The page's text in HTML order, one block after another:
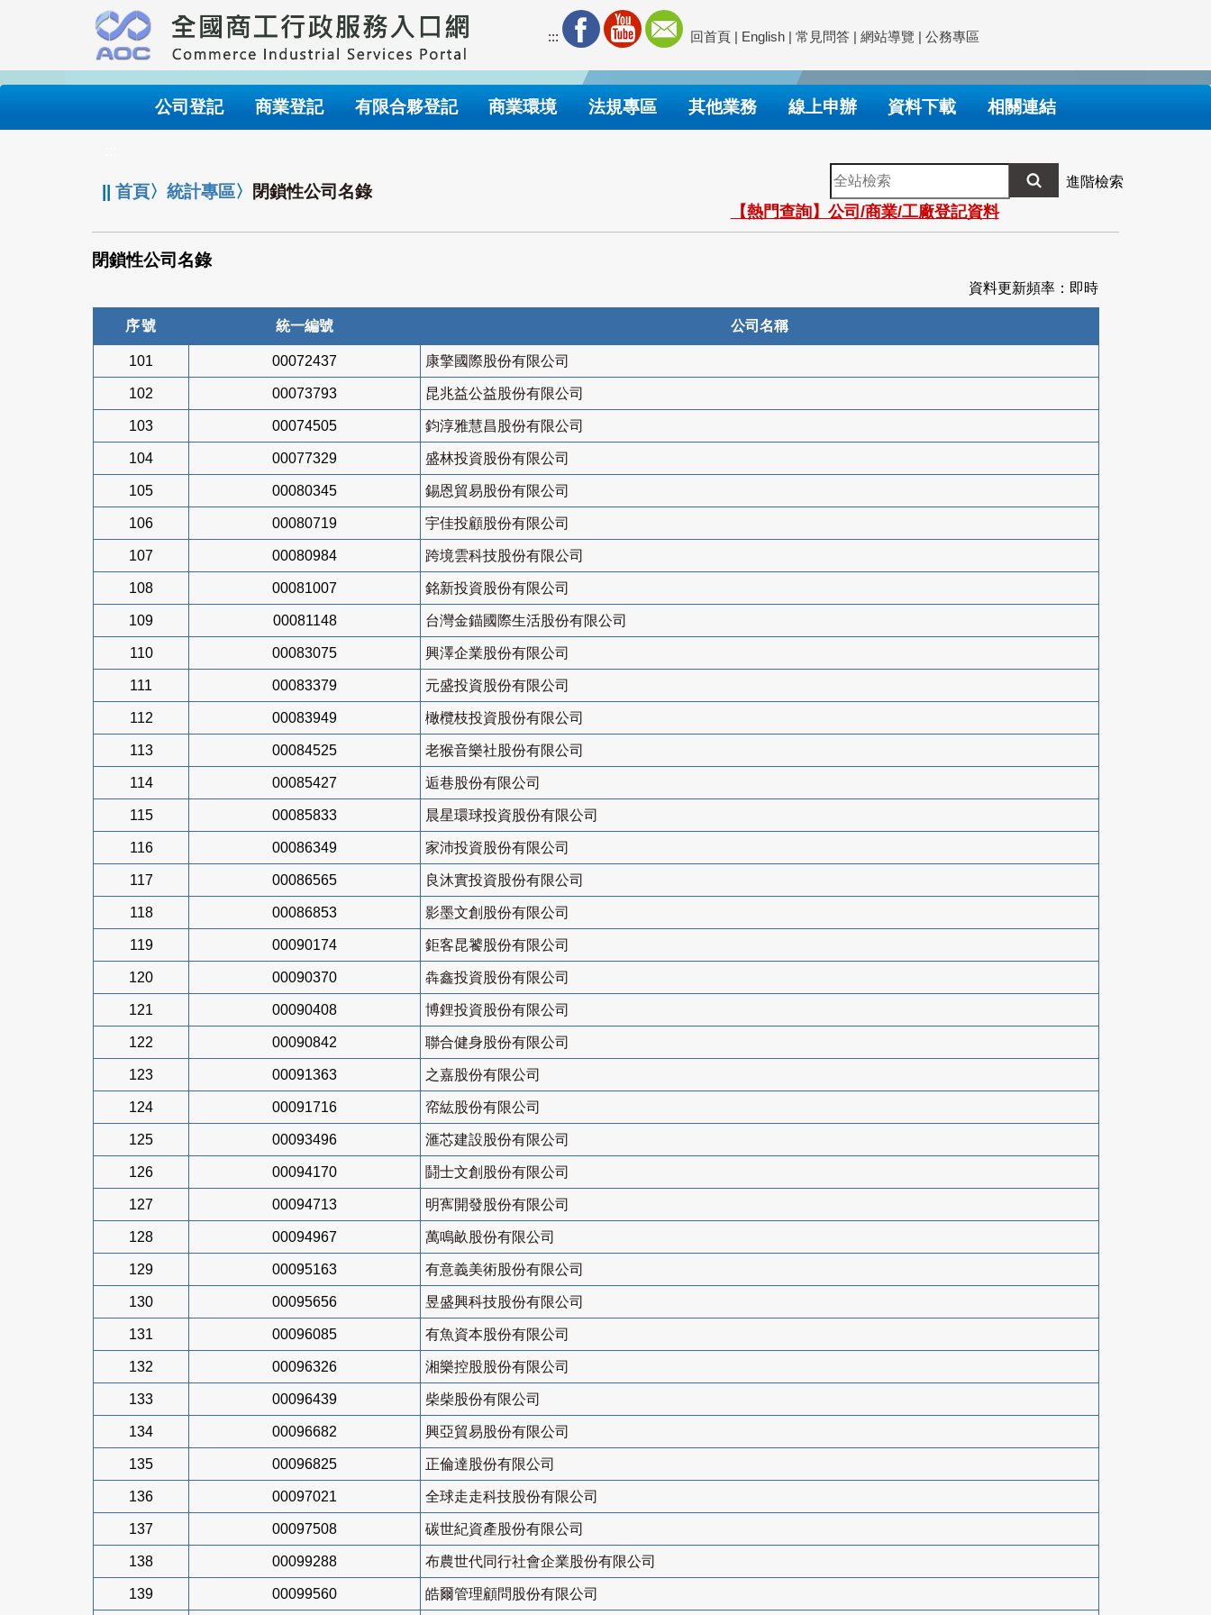
要
內
::: 回首頁 | English | 常見問答 | 網站導覽 | 公務專區
公司登記 商業登記 有限合夥登記 商業環境 法規專區 其他業務 線上申辦 資料下載 相關連結
||首頁〉統計專區〉 閉鎖性公司名錄
全
站
檢
索
進階檢索
【熱門查詢】公司/商業/工廠登記資料
閉鎖性公司名錄
資料更新頻率：即時
序號 統一編號 公司名稱
101 00072437 康擎國際股份有限公司
102 00073793 昆兆益公益股份有限公司
103 00074505 鈞淳雅慧昌股份有限公司
104 00077329 盛林投資股份有限公司
105 00080345 錫恩貿易股份有限公司
106 00080719 宇佳投顧股份有限公司
107 00080984 跨境雲科技股份有限公司
108 00081007 銘新投資股份有限公司
109 00081148 台灣金錨國際生活股份有限公司
110 00083075 興澤企業股份有限公司
111 00083379 元盛投資股份有限公司
112 00083949 橄欖枝投資股份有限公司
113 00084525 老猴音樂社股份有限公司
114 00085427 逅巷股份有限公司
115 00085833 晨星環球投資股份有限公司
116 00086349 家沛投資股份有限公司
117 00086565 良沐實投資股份有限公司
118 00086853 影墨文創股份有限公司
119 00090174 鉅客昆饕股份有限公司
120 00090370 犇鑫投資股份有限公司
121 00090408 博鋰投資股份有限公司
122 00090842 聯合健身股份有限公司
123 00091363 之嘉股份有限公司
124 00091716 帟紘股份有限公司
125 00093496 滙芯建設股份有限公司
126 00094170 鬪士文創股份有限公司
127 00094713 明寯開發股份有限公司
128 00094967 萬鳴畝股份有限公司
129 00095163 有意義美術股份有限公司
130 00095656 昱盛興科技股份有限公司
131 00096085 有魚資本股份有限公司
132 00096326 湘樂控股股份有限公司
133 00096439 柴柴股份有限公司
134 00096682 興亞貿易股份有限公司
135 00096825 正倫達股份有限公司
136 00097021 全球走走科技股份有限公司
137 00097508 碳世紀資產股份有限公司
138 00099288 布農世代同行社會企業股份有限公司
139 00099560 皓爾管理顧問股份有限公司